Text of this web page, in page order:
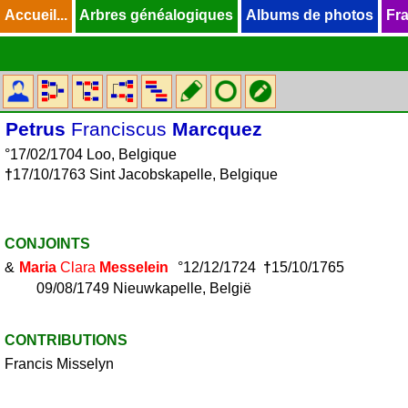
Accueil... Arbres généalogiques Albums de photos
Petrus Franciscus Marcquez
°17/02/1704 Loo, Belgique
†17/10/1763 Sint Jacobskapelle, Belgique
CONJOINTS
& Maria Clara Messelein °12/12/1724 †15/10/1765
09/08/1749 Nieuwkapelle, België
CONTRIBUTIONS
Francis Misselyn
Accueil... Arbres généalogiques Albums de photos